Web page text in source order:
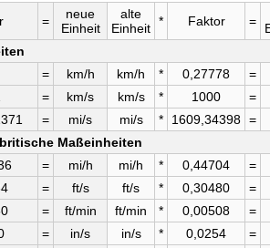
=
neue
Einheit
alte
Einheit * Faktor =
= km/h km/h * 0,27778
=
= km/s km/s * 1000
=
= mi/s mi/s * 1609,34398 =
Maßeinheiten
= mi/h mi/h * 0,44704
=
= ft/s ft/s * 0,30480
=
= ft/min ft/min * 0,00508
=
= in/s in/s * 0,0254
=